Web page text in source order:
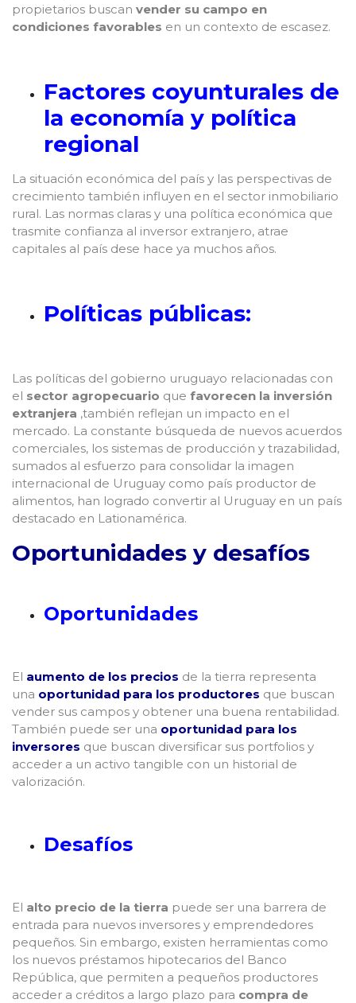
propietarios buscan vender su campo en
condiciones favorables en un contexto de escasez.
Factores coyunturales de
la economía y política
regional
La situación económica del país y las perspectivas de
crecimiento también influyen en el sector inmobiliario
rural. Las normas claras y una política económica que
trasmite confianza al inversor extranjero, atrae
capitales al país dese hace ya muchos años.
Políticas públicas:
Las políticas del gobierno uruguayo relacionadas con
el sector agropecuario que favorecen la inversión
extranjera ,también reflejan un impacto en el
mercado. La constante búsqueda de nuevos acuerdos
comerciales, los sistemas de producción y trazabilidad,
sumados al esfuerzo para consolidar la imagen
internacional de Uruguay como país productor de
alimentos, han logrado convertir al Uruguay en un país
destacado en Lationamérica.
Oportunidades y desafíos
Oportunidades
El aumento de los precios de la tierra representa
una oportunidad para los productores que buscan
vender sus campos y obtener una buena rentabilidad.
También puede ser una oportunidad para los
inversores que buscan diversificar sus portfolios y
acceder a un activo tangible con un historial de
valorización.
Desafíos
El alto precio de la tierra puede ser una barrera de
entrada para nuevos inversores y emprendedores
pequeños. Sin embargo, existen herramientas como
los nuevos préstamos hipotecarios del Banco
República, que permiten a pequeños productores
acceder a créditos a largo plazo para compra de